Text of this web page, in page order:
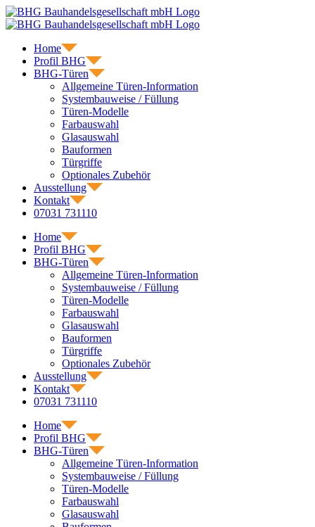
Skip
to
Home
Profil BHG
BHG-Türen
Allgemeine Türen-Information
Systembauweise / Füllung
Türen-Modelle
Farbauswahl
Glasauswahl
Bauformen
Türgriffe
Optionales Zubehör
Ausstellung
Kontakt
07031 731110
Home
Profil BHG
BHG-Türen
Allgemeine Türen-Information
Systembauweise / Füllung
Türen-Modelle
Farbauswahl
Glasauswahl
Bauformen
Türgriffe
Optionales Zubehör
Ausstellung
Kontakt
07031 731110
Home
Profil BHG
BHG-Türen
Allgemeine Türen-Information
Systembauweise / Füllung
Türen-Modelle
Farbauswahl
Glasauswahl